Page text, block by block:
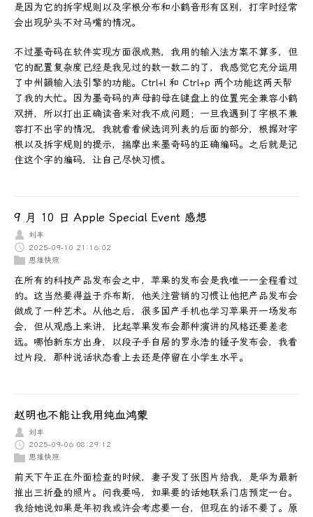
是因为它的拆字规则以及字根分布和小鹤音形有区别，打字时经常
会出现驴头不对马嘴的情况。
不过墨奇码在软件实现方面很成熟，我用的输入法方案不算多，但
它的配置复杂度已经是我见过的数一数二的了，我感觉它充分运用
了中州韻输入法引擎的功能。Ctrl+l 和 Ctrl+p 两个功能这两天帮
了我的大忙。因为墨奇码的声母韵母在键盘上的位置完全兼容小鹤
双拼，所以打出正确读音来对我不成问题；一旦我遇到了字根不兼
容打不出字的情况，我就看看候选词列表的后面的部分，根据对字
根以及拆字规则的提示，揣摩出来墨奇码的正确编码。之后就是记
住这个字的编码，让自己尽快习惯。
9 月 10 日 Apple Special Event 感想
刘丰
2025-09-10 21:16:02
思维快照
在所有的科技产品发布会之中，苹果的发布会是我唯一一全程看过
的。这当然要得益于乔布斯，他关注营销的习惯让他把产品发布会
做成了一种艺术。从他之后，很多国产手机也学习苹果开一场发布
会，但从观感上来讲，比起苹果发布会那种演讲的风格还要差老
远。哪怕新东方出身，以段子手自居的罗永浩的锤子发布会，我看
过片段，那种说话状态看上去还是停留在小学生水平。
赵明也不能让我用纯血鸿蒙
刘丰
2025-09-06 08:29:12
思维快照
前天下午正在外面检查的时候，妻子发了张图片给我，是华为最新
推出三折叠的照片。问我要吗，如果要的话她联系门店预定一台。
我给她说如果是年初我或许会考虑要一台，但现在的话不要了。原